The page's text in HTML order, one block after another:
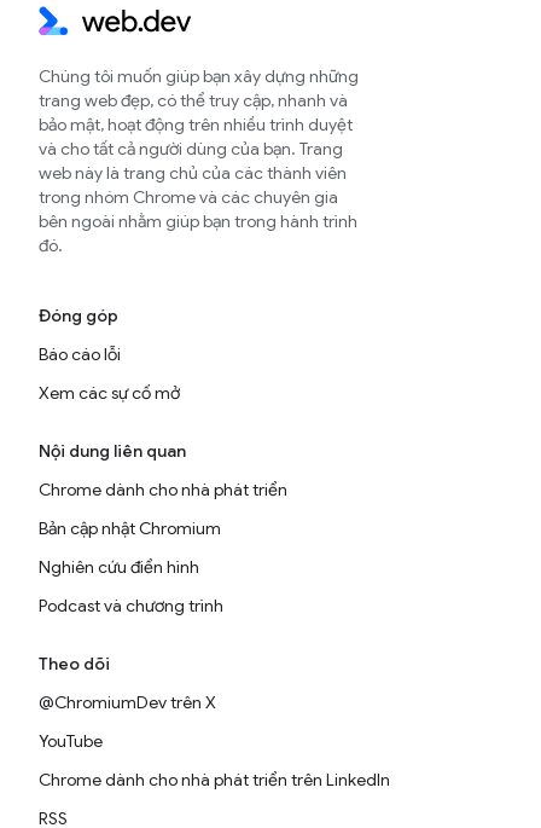
Chúng tôi muốn giúp bạn xây dựng những
trang web đẹp, có thể truy cập, nhanh và
bảo mật, hoạt động trên nhiều trình duyệt
và cho tất cả người dùng của bạn. Trang
web này là trang chủ của các thành viên
trong nhóm Chrome và các chuyên gia
bên ngoài nhằm giúp bạn trong hành trình
đó.
Đóng góp
Báo cáo lỗi
Xem các sự cố mở
Nội dung liên quan
Chrome dành cho nhà phát triển
Bản cập nhật Chromium
Nghiên cứu điển hình
Podcast và chương trình
Theo dõi
@ChromiumDev trên X
YouTube
Chrome dành cho nhà phát triển trên LinkedIn
RSS